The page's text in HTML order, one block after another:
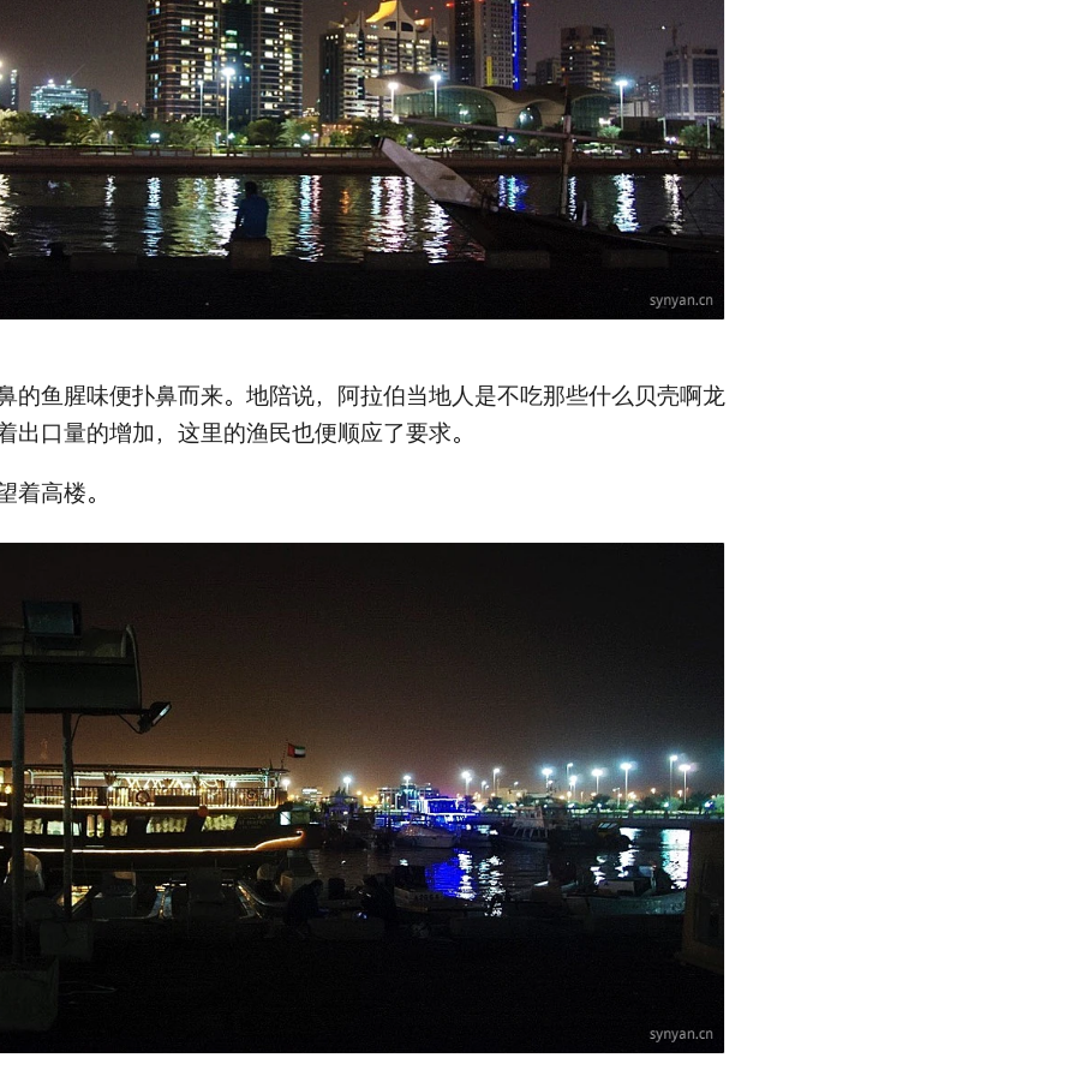
的鱼腥味便扑鼻而来。地陪说，阿拉伯当地人是不吃那些什么贝壳啊龙
出口量的增加，这里的渔民也便顺应了要求。
着高楼。